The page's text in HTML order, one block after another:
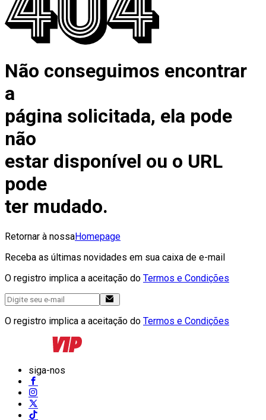
Não conseguimos encontrar
a
página solicitada, ela pode
não
estar disponível ou o URL
pode
ter mudado.
Retornar à nossaHomepage
Receba as últimas novidades em sua caixa de e-mail
O registro implica a aceitação do Termos e Condições
O registro implica a aceitação do Termos e Condições
siga-nos